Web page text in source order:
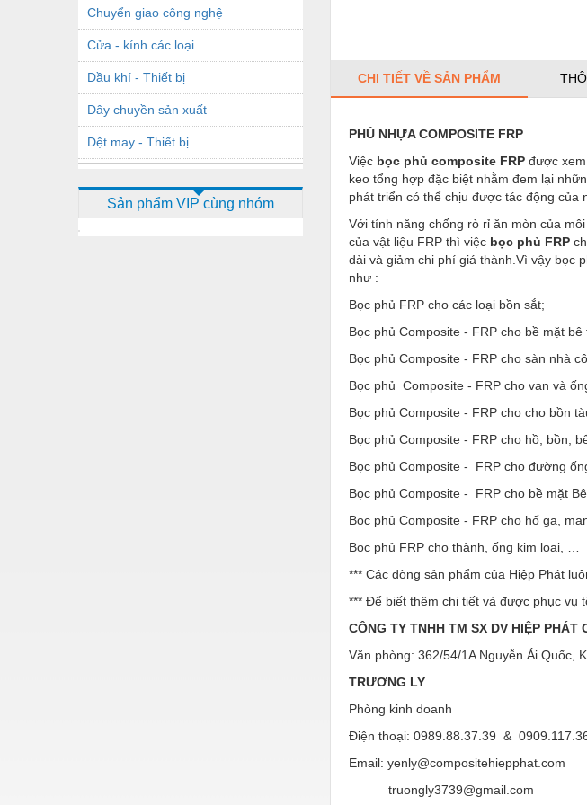
Chuyển giao công nghệ
Cửa - kính các loại
Dầu khí - Thiết bị
Dây chuyền sản xuất
Dệt may - Thiết bị
Dịch vụ - Thi công
Sản phẩm VIP cùng nhóm
CHI TIẾT VỀ SẢN PHẨM
PHỦ NHỰA COMPOSITE FRP
Việc bọc phủ composite FRP được
keo tổng hợp đặc biệt nhằm đem lại
phát triển có thể chịu được tác động của
Với tính năng chống rò rỉ ăn mòn của
của vật liệu FRP thì việc bọc phủ FRP
dài và giảm chi phí giá thành.Vì vậy bọc
như :
Bọc phủ FRP cho các loại bồn sắt;
Bọc phủ Composite - FRP cho bề mặt bê
Bọc phủ Composite - FRP cho sàn nhà
Bọc phủ Composite - FRP cho van và
Bọc phủ Composite - FRP cho cho bồn
Bọc phủ Composite - FRP cho hồ, bồn,
Bọc phủ Composite - FRP cho đường
Bọc phủ Composite - FRP cho bề mặt
Bọc phủ Composite - FRP cho hố ga,
Bọc phủ FRP cho thành, ống kim loại, …
*** Các dòng sản phẩm của Hiệp Phát
*** Để biết thêm chi tiết và được phục vụ
CÔNG TY TNHH TM SX DV HIỆP PHÁT
Văn phòng: 362/54/1A Nguyễn Ái Quốc,
TRƯƠNG LY
Phòng kinh doanh
Điện thoại: 0989.88.37.39 &
Email: yenly@compositehiepphat.com
truongly3739@gmail.com